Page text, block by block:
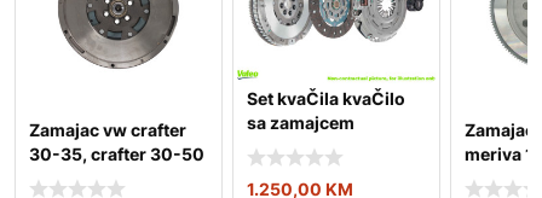
Zamajac vw crafter
30-35, crafter 30-50
2.0d 07.11-12.16
Set kvaČila kvaČilo
sa zamajcem
peugeot 308 2.0 hdi
1.250,00 KM
Zamajac
meriva